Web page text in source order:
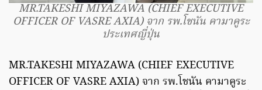
MR.TAKESHI MIYAZAWA (CHIEF EXECUTIVE
OFFICER OF VASRE AXIA) จาก รพ.โชนัน คามาคูระ
ประเทศญี่ปุ่น
MR.TAKESHI MIYAZAWA (CHIEF EXECUTIVE
OFFICER OF VASRE AXIA) จาก รพ.โชนัน คามาคูระ